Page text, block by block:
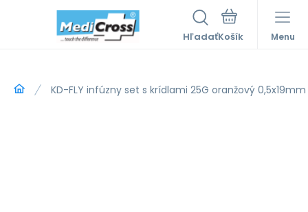
Hľadať Menu
KD-FLY infúzny set s krídlami 25G oranžový